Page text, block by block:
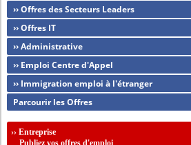
›› Offres des Secteurs Leaders
›› Offres IT
›› Administrative
›› Emploi Centre d'Appel
›› Immigration emploi à l'étranger
Parcourir les Offres
››Entreprise
Publiez vos offres d'emploi